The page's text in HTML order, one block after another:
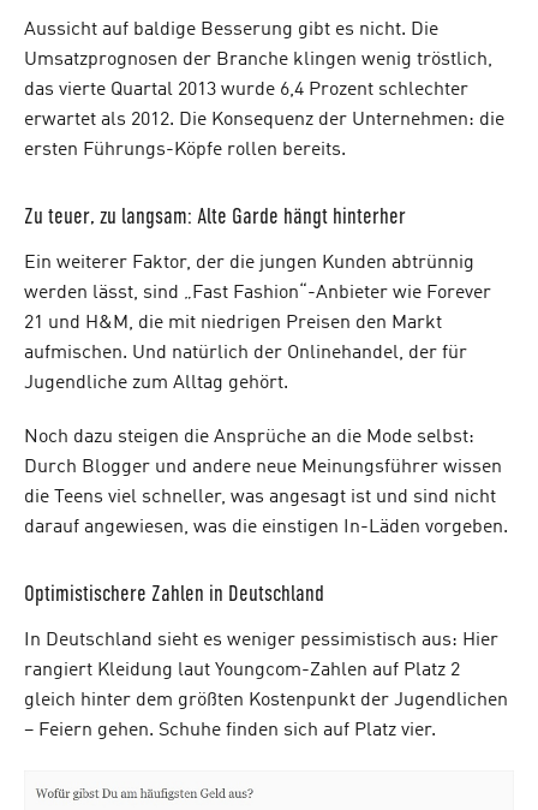
Aussicht auf baldige Besserung gibt es nicht. Die
Umsatzprognosen der Branche klingen wenig tröstlich,
das vierte Quartal 2013 wurde 6,4 Prozent schlechter
erwartet als 2012. Die Konsequenz der Unternehmen: die
ersten Führungs-Köpfe rollen bereits.
Zu teuer, zu langsam: Alte Garde hängt hinterher
Ein weiterer Faktor, der die jungen Kunden abtrünnig
werden lässt, sind „Fast Fashion“-Anbieter wie Forever
21 und H&M, die mit niedrigen Preisen den Markt
aufmischen. Und natürlich der Onlinehandel, der für
Jugendliche zum Alltag gehört.
Noch dazu steigen die Ansprüche an die Mode selbst:
Durch Blogger und andere neue Meinungsführer wissen
die Teens viel schneller, was angesagt ist und sind nicht
darauf angewiesen, was die einstigen In-Läden vorgeben.
Optimistischere Zahlen in Deutschland
In Deutschland sieht es weniger pessimistisch aus: Hier
rangiert Kleidung laut Youngcom-Zahlen auf Platz 2
gleich hinter dem größten Kostenpunkt der Jugendlichen
– Feiern gehen. Schuhe finden sich auf Platz vier.